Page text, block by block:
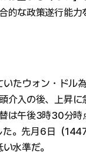
的な政策遂行能
たウォン・ドル為
介入の後、上昇に
は午後3時30分時
。先月6日（
水準だ。